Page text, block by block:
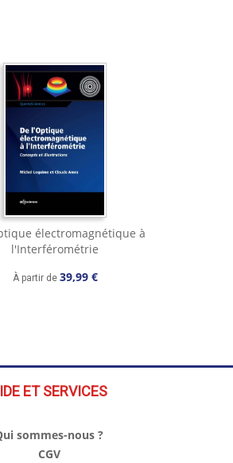
électromagnétique à
l'Interférométrie
À partir de 39,99 €
ET SERVICES
sommes-nous ?
CGV